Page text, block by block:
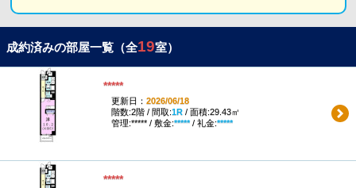
成約済みの部屋一覧（全19室）
*****
更新日： 2026/06/18
階数:2階 / 間取:1R/ 面積:29.43㎡
管理:***** / 敷金:*****/ 礼金:*****
*****